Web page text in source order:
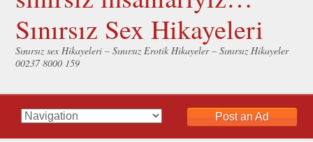
Sınırsız Sex Hikayeleri
Sınırsız sex Hikayeleri – Sınırsız Erotik Hikayeler – Sınırsız Hikayeler
00237 8000 159
Post an Ad